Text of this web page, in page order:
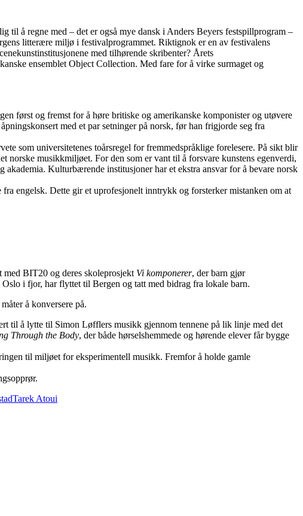
til å regne med – det er også mye dansk i Anders Beyers festspillprogram –
litterære miljø i festivalprogrammet. Riktignok er en av festivalens
med tilhørende skribenter? Årets
ensemblet Object Collection. Med fare for å virke surmaget og
først og fremst for å høre britiske og amerikanske komponister og utøvere
med et par setninger på norsk, før han frigjorde seg fra
som universitetenes toårsregel for fremmedspråklige forelesere. På sikt blir
norske musikkmiljøet. For den som er vant til å forsvare kunstens egenverdi,
Kulturbærende institusjoner har et ekstra ansvar for å bevare norsk
engelsk. Dette gir et uprofesjonelt inntrykk og forsterker mistanken om at
med BIT20 og deres skoleprosjekt Vi komponerer, der barn gjør
Oslo i fjor, har flyttet til Bergen og tatt med bidrag fra lokale barn.
å konversere på.
til å lytte til Simon Løfflers musikk gjennom tennene på lik linje med det
Through the Body, der både hørselshemmede og hørende elever får bygge
til miljøet for eksperimentell musikk. Fremfor å holde gamle
Tarek Atoui